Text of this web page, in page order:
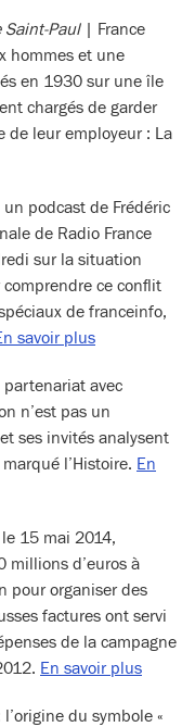
Saint-Paul | France
hommes et une
en 1930 sur une île
chargés de garder
de leur employeur : La
podcast de Frédéric
de Radio France
sur la situation
ce conflit
de franceinfo,
savoir plus
avec
n’est pas un
ses invités analysent
l’Histoire. En
15 mai 2014,
millions d’euros à
pour organiser des
factures ont servi
de la campagne
En savoir plus
du symbole «